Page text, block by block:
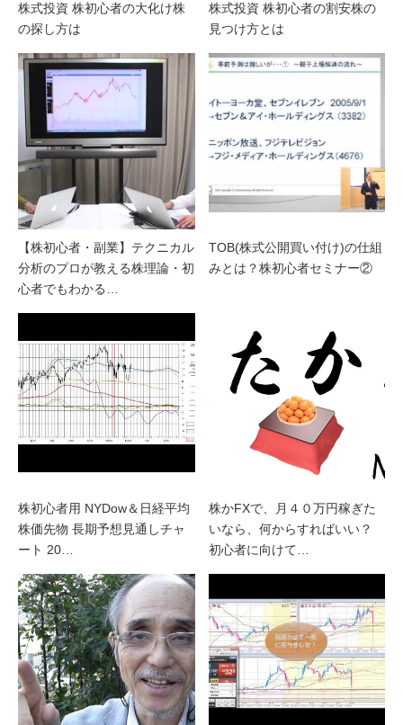
株式投資 株初心者の大化け株
の探し方は
株式投資 株初心者の割安株の
見つけ方とは
【株初心者・副業】テクニカル
分析のプロが教える株理論・初
心者でもわかる…
TOB(株式公開買い付け)の仕組
みとは？株初心者セミナー②
株初心者用 NYDow＆日経平均
株価先物 長期予想見通しチャ
ート 20…
株かFXで、月４０万円稼ぎた
いなら、何からすればいい？
初心者に向けて…